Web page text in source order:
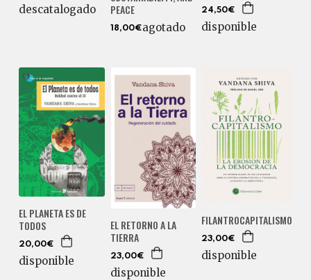
descatalogado
PEACE
18,00€agotado
24,50€
disponible
EL PLANETA ES DE
TODOS
20,00€
disponible
EL RETORNO A LA
TIERRA
23,00€
disponible
FILANTROCAPITALISMO
23,00€
disponible